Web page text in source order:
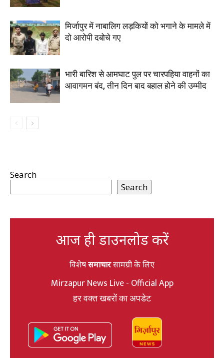
मिर्जापुर में नाबालिग लड़कियों को भगाने के मामले में
दो आरोपी दबोचे गए
भारी बारिश से आमघाट पुल पर चारपहिया वाहनों का
आवागमन बंद, तीन दिन बाद बहाल होने की उम्मीद
Search
Search
आज ही डाउनलोड करें
विशेषसमाचारसामग्री के लिए
Mirzapur News Live - Official App
हर वक्त खबरों का अपडेट